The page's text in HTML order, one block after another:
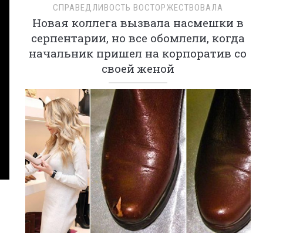
СПРАВЕДЛИВОСТЬ ВОСТОРЖЕСТВОВАЛА
Новая коллега вызвала насмешки в
серпентарии, но все обомлели, когда
начальник пришел на корпоратив со
своей женой